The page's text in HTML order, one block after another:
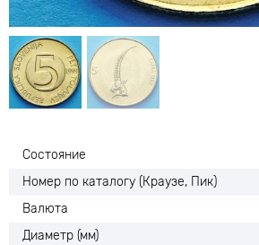
Состояние
Номер по каталогу (Краузе, Пик)
Валюта
Диаметр (мм)